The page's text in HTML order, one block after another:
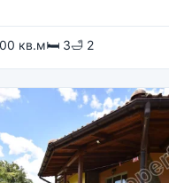
кв.м🛏 3🛁 2